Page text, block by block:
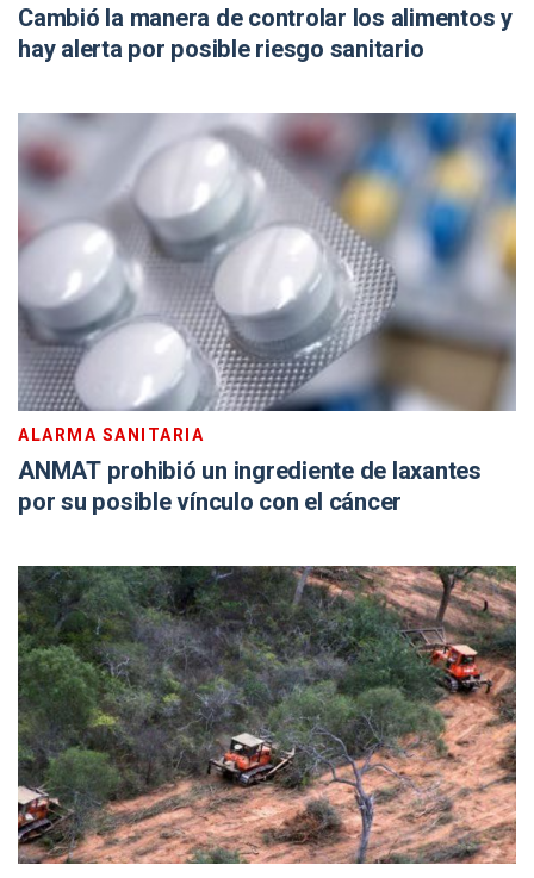
Cambió la manera de controlar los alimentos y
hay alerta por posible riesgo sanitario
ALARMA SANITARIA
ANMAT prohibió un ingrediente de laxantes
por su posible vínculo con el cáncer